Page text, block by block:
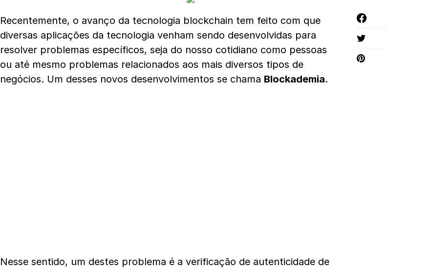
Recentemente, o avanço da tecnologia blockchain tem feito com que
diversas aplicações da tecnologia venham sendo desenvolvidas para
resolver problemas específicos, seja do nosso cotidiano como pessoas
ou até mesmo problemas relacionados aos mais diversos tipos de
negócios. Um desses novos desenvolvimentos se chama Blockademia.
Nesse sentido, um destes problema é a verificação de autenticidade de